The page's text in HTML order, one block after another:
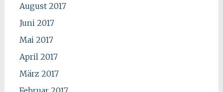
August 2017
Juni 2017
Mai 2017
April 2017
März 2017